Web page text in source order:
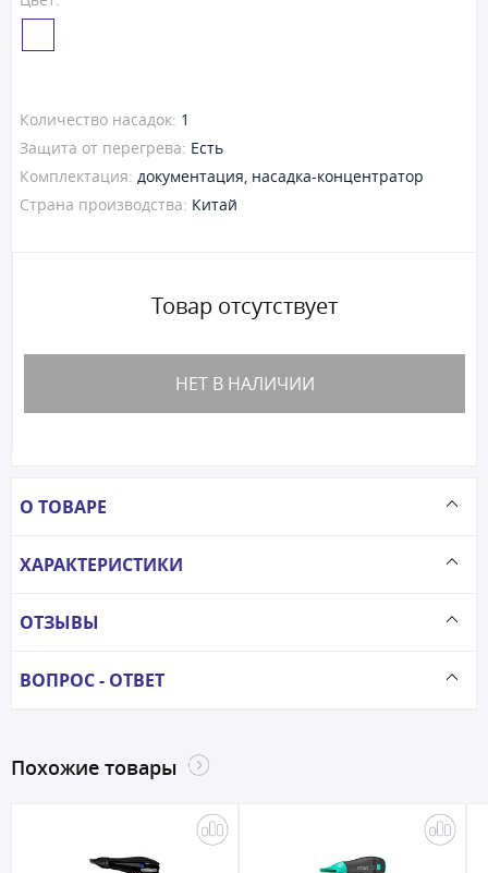
Количество насадок: 1
Защита от перегрева: Есть
Комплектация: документация, насадка-концентратор
Страна производства: Китай
Товар отсутствует
НЕТ В НАЛИЧИИ
О ТОВАРЕ
ХАРАКТЕРИСТИКИ
ОТЗЫВЫ
ВОПРОС - ОТВЕТ
Похожие товары